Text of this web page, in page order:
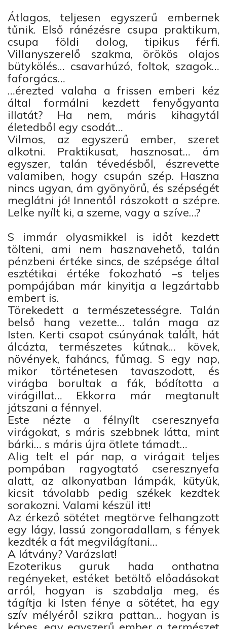
Átlagos, teljesen egyszerű embernek
tűnik. Első ránézésre csupa praktikum,
csupa földi dolog, tipikus férfi.
Villanyszerelő szakma, örökös olajos
bütykölés… csavarhúzó, foltok, szagok…
faforgács…
…érezted valaha a frissen emberi kéz
által formálni kezdett fenyőgyanta
illatát? Ha nem, máris kihagytál
életedből egy csodát…
Vilmos, az egyszerű ember, szeret
alkotni. Praktikusat, hasznosat… ám
egyszer, talán tévedésből, észrevette
valamiben, hogy csupán szép. Haszna
nincs ugyan, ám gyönyörű, és szépségét
meglátni jó! Innentől rászokott a szépre.
Lelke nyílt ki, a szeme, vagy a szíve…?
S immár olyasmikkel is időt kezdett
tölteni, ami nem hasznavehető, talán
pénzbeni értéke sincs, de szépsége által
esztétikai értéke fokozható –s teljes
pompájában már kinyitja a legzártabb
embert is.
Törekedett a természetességre. Talán
belső hang vezette… talán maga az
Isten. Kerti csapot csúnyának talált, hát
álcázta, természetes kútnak… kövek,
növények, faháncs, fűmag. S egy nap,
mikor történetesen tavaszodott, és
virágba borultak a fák, bódította a
virágillat… Ekkorra már megtanult
játszani a fénnyel.
Este nézte a félnyílt cseresznyefa
virágokat, s máris szebbnek látta, mint
bárki… s máris újra ötlete támadt…
Alig telt el pár nap, a virágait teljes
pompában ragyogtató cseresznyefa
alatt, az alkonyatban lámpák, kütyük,
kicsit távolabb pedig székek kezdtek
sorakozni. Valami készül itt!
Az érkező sötétet megtörve felhangzott
egy lágy, lassú zongoradallam, s fények
kezdték a fát megvilágítani…
A látvány? Varázslat!
Ezoterikus guruk hada onthatna
regényeket, estéket betöltő előadásokat
arról, hogyan is szabdalja meg, és
tágítja ki Isten fénye a sötétet, ha egy
szív mélyéről szikra pattan… hogyan is